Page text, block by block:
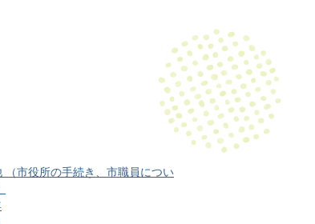
（市役所の手続き、市職員につい